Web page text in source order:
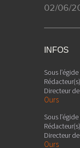
02/06/
INFOS
Sous
Directeur
Ours
Sous
Directeur
Ours